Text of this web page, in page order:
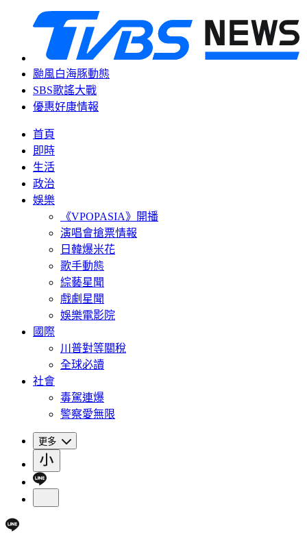
颱風白海豚動態
SBS歌謠大戰
優惠好康情報
首頁
即時
生活
政治
娛樂
《VPOPASIA》開播
演唱會搶票情報
日韓爆米花
歌手動態
綜藝星聞
戲劇星聞
娛樂電影院
國際
川普對等關稅
全球必讀
社會
毒駕連爆
警察愛無限
更多